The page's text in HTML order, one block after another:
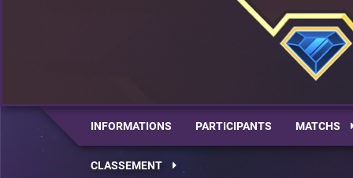
INFORMATIONS PARTICIPANTS MATCHS
CLASSEMENT